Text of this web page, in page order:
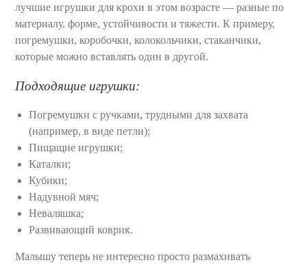
лучшие игрушки для крохи в этом возрасте — разные по
материалу, форме, устойчивости и тяжести. К примеру,
погремушки, коробочки, колокольчики, стаканчики,
которые можно вставлять один в другой.
Подходящие игрушки:
Погремушки с ручками, трудными для захвата
(например, в виде петли);
Пищащие игрушки;
Каталки;
Кубики;
Надувной мяч;
Неваляшка;
Развивающий коврик.
Малышу теперь не интересно просто размахивать